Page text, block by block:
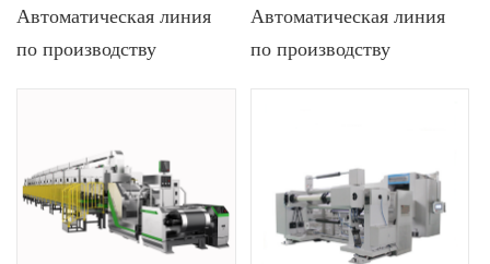
Автоматическая линия
по производству
ионной батареи
мощностью 100 МВтч.
Линия по производству
электромобилей.
Автоматическая линия
по производству
50Ah 100Ah